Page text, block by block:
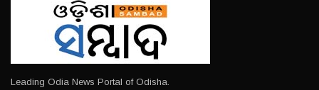
Leading Odia News Portal of Odisha.